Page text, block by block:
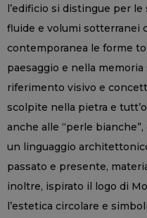
l’edificio si distingue per
fluide e volumi sotterranei
contemporanea le forme
paesaggio e nella
riferimento visivo e
scolpite nella pietra e
anche alle “perle
un linguaggio
passato e presente,
inoltre, ispirato il logo di
l’estetica circolare e